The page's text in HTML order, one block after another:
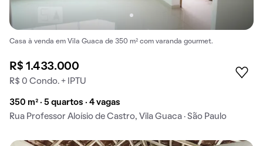
Casa à venda em Vila Guaca de 350 m² com varanda gourmet.
R$ 1.433.000
R$ 0 Condo. + IPTU
350 m² · 5 quartos · 4 vagas
Rua Professor Aloísio de Castro, Vila Guaca · São Paulo